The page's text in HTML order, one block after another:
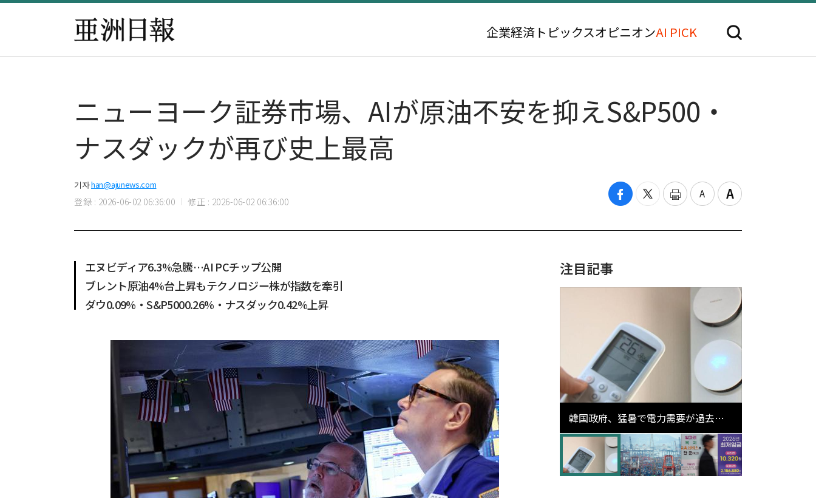
企業経済 トピックスオピニオンAI PICK
ニューヨーク証券市場、AIが原油不安を抑えS&P500・
ナスダックが再び史上最高
기자han@ajunews.com
登録 : 2026-06-02 06:36:00 修正 : 2026-06-02 06:36:00
エヌビディア6.3%急騰…AI PCチップ公開
ブレント原油4%台上昇もテクノロジー株が指数を牽引
ダウ0.09%・S&P5000.26%・ナスダック0.42%上昇
注目記事
韓国政府、猛暑で電力需要が過去最
高更新の可能性に需給対応体制を点
検